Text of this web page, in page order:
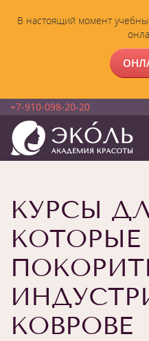
В настоящий момент
+7-910-098-20-20
КУРСЫ
КОТОРЫЕ
КОВРОВЕ